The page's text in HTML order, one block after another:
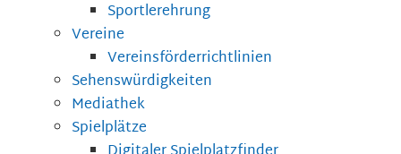
Sportlerehrung
Vereine
Vereinsförderrichtlinien
Sehenswürdigkeiten
Mediathek
Spielplätze